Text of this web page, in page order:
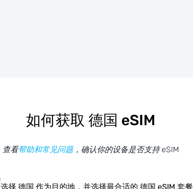
如何获取 德国 eSIM
查看帮助和常见问题，确认你的设备是否支持 eSIM
选择 德国 作为目的地，并选择最合适的 德国 eSIM 套餐